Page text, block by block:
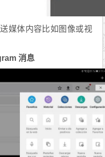
媒体内容比如图像或视
消息